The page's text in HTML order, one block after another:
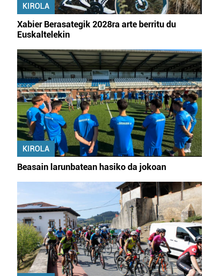
KIROLA
Xabier Berasategik 2028ra arte berritu du
Euskaltelekin
KIROLA
Beasain larunbatean hasiko da jokoan